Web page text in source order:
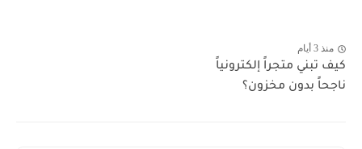
منذ 3 أيام
كيف تبني متجراً إلكترونياً
ناجحاً بدون مخزون؟